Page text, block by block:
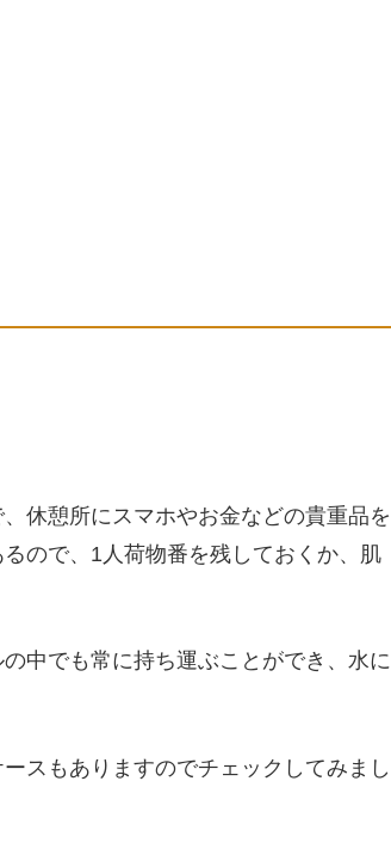
休憩所にスマホやお金などの貴重品を
ので、1人荷物番を残しておくか、肌
中でも常に持ち運ぶことができ、水に
スもありますのでチェックしてみまし